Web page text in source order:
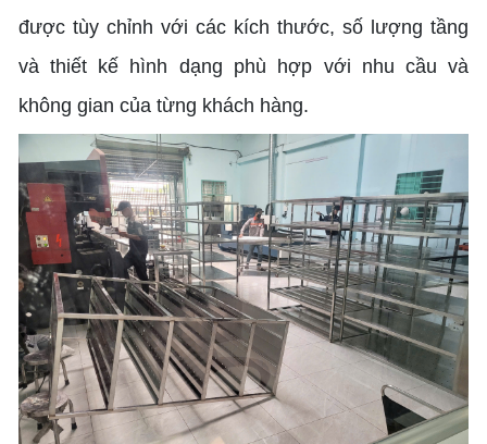
được tùy chỉnh với các kích thước, số lượng tầng
và thiết kế hình dạng phù hợp với nhu cầu và
không gian của từng khách hàng.